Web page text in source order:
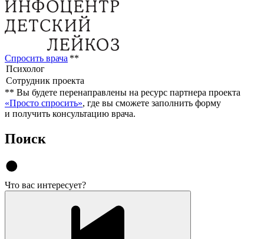
Спросить врача **
** Вы будете перенаправлены на ресурс партнера проекта
«Просто спросить», где вы сможете заполнить форму
и получить консультацию врача.
Поиск
Что вас интересует?